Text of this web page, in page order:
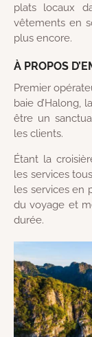
plats locaux
vêtements en
plus encore.
À PROPOS
Premier
baie d’Halong,
être un
les clients.
Étant la
les services
les services en
du voyage et
durée.